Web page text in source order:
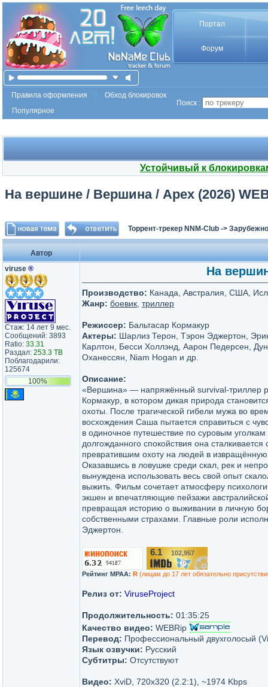
Портал
Форум
Правила оформления
Обход блокировок
Популярное
Поиск :
Устойчивый к
На вершине / Вершина / Apex (2026)
Торрент-трекер NNM-Club ->
Автор
viruse ®
Стаж: 14 лет 9 мес.
Сообщений: 3893
Ratio: 33.31
Раздал: 253.3 TB
Поблагодарили:
125674
100%
На
Производство: Канада, Австралия, США,
Жанр: боевик триллер
Режиссер: Бальтасар Кормакур
Актеры: Шарлиз Терон, Тэрон Эджертон,
Карлтон, Бесси Холлэнд, Аарон Педерсен,
Оханессян, Niam Hogan и др.
Описание:
«Вершина» — напряжённый survival-триллер
Кормакур, в котором дикая природа
охоты. После трагической гибели мужа во
восхождения Саша пытается справиться с
в одиночное путешествие по суровым
долгожданного спокойствия она
превратившим охоту на людей в
Оказавшись в ловушке среди скал, рек и
вынуждена использовать весь свой опыт
выжить. Фильм сочетает атмосферу
экшен и впечатляющие пейзажи
превращая историю о выживании в личную
собственными страхами. Главные роли
Эджертон.
6.1 102,957
Рейтинг MPAA: R (лицам до 17 лет обязательно
Релиз от: ViruseProject
Продолжительность: 01:35:25
Качество видео: WEBRip
Перевод: Профессиональный двухголосый
Язык озвучки: Русский
Субтитры: Отсутствуют
Видео: XviD, 720x320 (2.2:1), ~1974 Kbps